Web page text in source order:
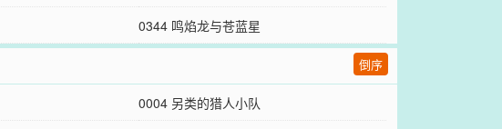
0344 鸣焰龙与苍蓝星
倒序
0004 另类的猎人小队